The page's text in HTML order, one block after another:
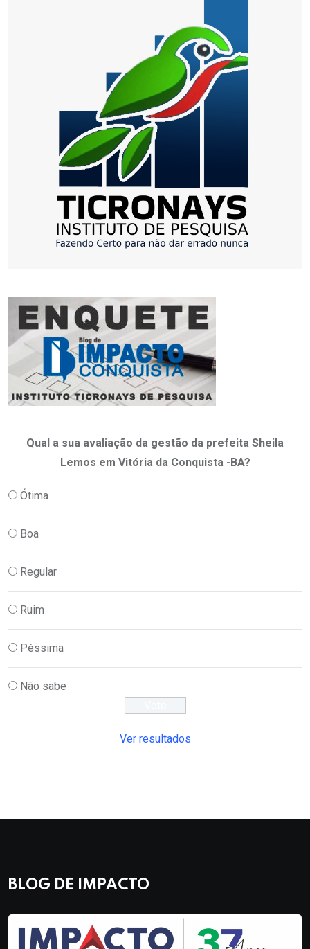
Qual a sua avaliação da gestão da prefeita Sheila
Lemos em Vitória da Conquista -BA?
Ótima
Boa
Regular
Ruim
Péssima
Não sabe
Ver resultados
BLOG DE IMPACTO